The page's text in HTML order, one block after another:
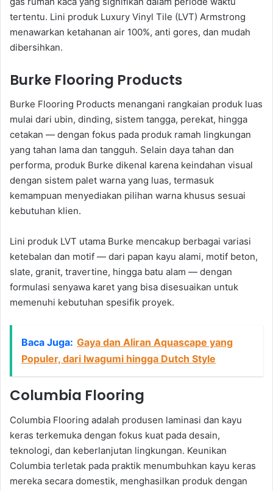
tertentu. Lini produk Luxury Vinyl Tile (LVT) Armstrong
menawarkan ketahanan air 100%, anti gores, dan mudah
dibersihkan.
Burke Flooring Products
Burke Flooring Products menangani rangkaian produk luas
mulai dari ubin, dinding, sistem tangga, perekat, hingga
cetakan — dengan fokus pada produk ramah lingkungan
yang tahan lama dan tangguh. Selain daya tahan dan
performa, produk Burke dikenal karena keindahan visual
dengan sistem palet warna yang luas, termasuk
kemampuan menyediakan pilihan warna khusus sesuai
kebutuhan klien.
Lini produk LVT utama Burke mencakup berbagai variasi
ketebalan dan motif — dari papan kayu alami, motif beton,
slate, granit, travertine, hingga batu alam — dengan
formulasi senyawa karet yang bisa disesuaikan untuk
memenuhi kebutuhan spesifik proyek.
Baca Juga: Gaya dan Aliran Aquascape yang
Populer, dari Iwagumi hingga Dutch Style
Columbia Flooring
Columbia Flooring adalah produsen laminasi dan kayu
keras terkemuka dengan fokus kuat pada desain,
teknologi, dan keberlanjutan lingkungan. Keunikan
Columbia terletak pada praktik menumbuhkan kayu keras
mereka secara domestik, menghasilkan produk dengan